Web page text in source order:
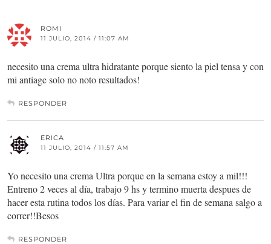
ROMI
11 JULIO, 2014 / 11:07 AM
necesito una crema ultra hidratante porque siento la piel tensa y con
mi antiage solo no noto resultados!
RESPONDER
ERICA
11 JULIO, 2014 / 11:57 AM
Yo necesito una crema Ultra porque en la semana estoy a mil!!!
Entreno 2 veces al día, trabajo 9 hs y termino muerta despues de
hacer esta rutina todos los días. Para variar el fin de semana salgo a
correr!!Besos
RESPONDER